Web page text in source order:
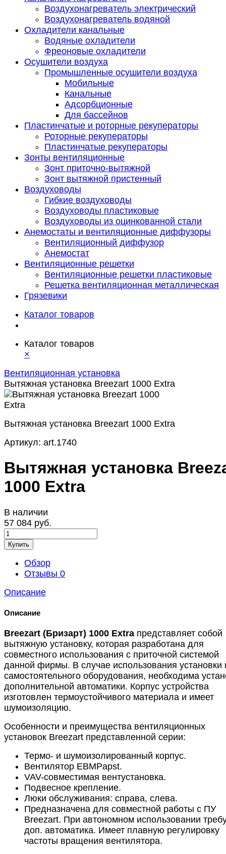
Воздухонагреватель электрический
Воздухонагреватель водяной
Охладители канальные
Водяные охладители
Фреоновые охладители
Осушители воздуха
Промышленные осушители воздуха
Мобильные
Канальные
Адсорбционные
Для бассейнов
Пластинчатые и роторные рекуператоры
Роторные рекуператоры
Пластинчатые рекуператоры
Зонты вентиляционные
Зонт приточно-вытяжной
Зонт вытяжной пристенный
Воздуховоды
Гибкие воздуховоды
Воздуховоды пластиковые
Воздуховоды из оцинкованной стали
Анемостаты и вентиляционные диффузоры
Вентиляционный диффузор
Анемостат
Вентиляционные решетки
Вентиляционные решетки пластиковые
Решетка вентиляционная металлическая
Грязевики
Каталог товаров
Каталог товаров
×
Вентиляционная установка
Вытяжная установка Breezart 1000 Extra
Вытяжная установка Breezart 1000 Extra
Артикул: art.1740
Вытяжная установка
1000 Extra
В наличии
57 084 руб.
Купить
Обзор
Отзывы 0
Описание
Описание
Breezart (Бризарт) 1000 Extra представляет собой
вытяжную установку, которая разработана для
совместного использования с приточной системой
данной фирмы. В случае использования установки
самостоятельного оборудования, необходима
дополнительной автоматики. Корпус устройства
изготовлен термоустойчивого материала и имеет
шумоизоляцию.
Особенности и преимущества вентиляционных
установок Breezart представленной серии:
Термо- и шумоизолированный корпус.
Вентилятор EBMPapst.
VAV-совместимая вентустановка.
Подвесное крепление.
Люки обслуживания: справа, слева.
Предназначена для совместной работы с ПУ
Breezart. При автономном использовании
доп. автоматика. Имеет плавную регулировку
частоты вращения вентилятора.